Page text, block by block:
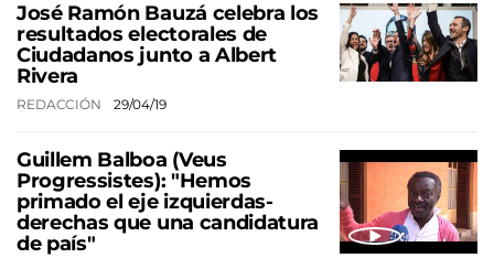
José Ramón Bauzá celebra los
resultados electorales de
Ciudadanos junto a Albert
Rivera
REDACCIÓN 29/04/19
Guillem Balboa (Veus
Progressistes): "Hemos
primado el eje izquierdas-
derechas que una candidatura
de país"